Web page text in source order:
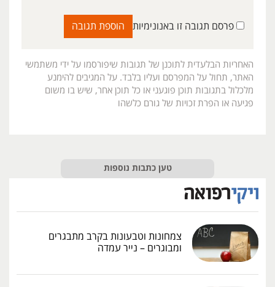
פרסם תגובה זו באנונימיות
האחריות הבלעדית לתוכנן של תגובות שיפורסמו על ידי משתמשי
האתר, תחול על המפרסם ועליו בלבד. על המגיבים להימנע
מלכלול בתגובות תוכן פוגעני או כל תוכן אחר, שיש בו משום
פגיעה או הפרת זכויות של גורם כלשהו
טען כתבות נוספות
צמחונות וטבעונות בקרב מתבגרים
ומבוגרים – נייר עמדה